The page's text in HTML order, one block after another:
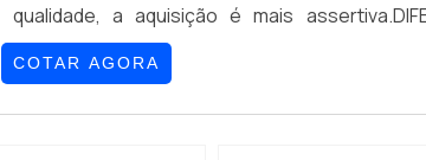
qualidade, a aquisição é mais
PORCA GAIOLA M5 OU M6Quem quer achar
empresa altamente qualificada, descobre a
COTAR AGORA